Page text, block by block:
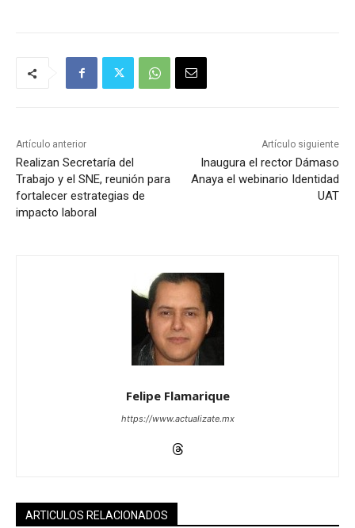
Artículo anterior
Realizan Secretaría del
Trabajo y el SNE, reunión para
fortalecer estrategias de
impacto laboral
Artículo siguiente
Inaugura el rector Dámaso
Anaya el webinario Identidad
UAT
Felipe Flamarique
https://www.actualizate.mx
ARTICULOS RELACIONADOS